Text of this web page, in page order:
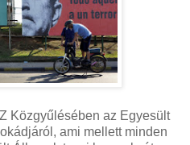
Közgyűlésében az Egyesült
ami mellett minden